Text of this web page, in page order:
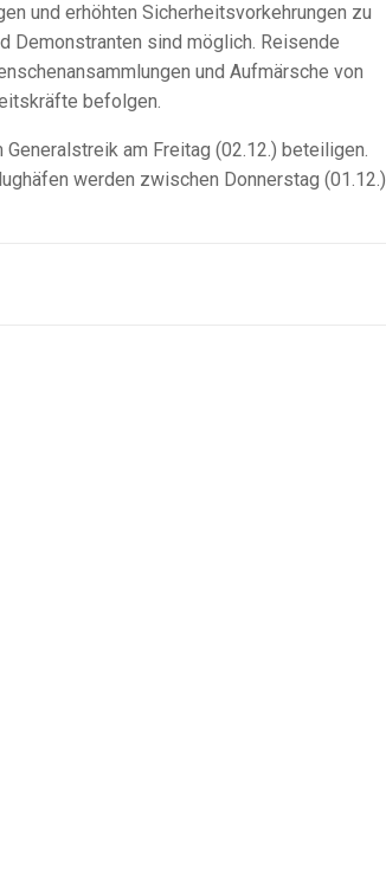
und erhöhten Sicherheitsvorkehrungen zu
Demonstranten sind möglich. Reisende
und Aufmärsche von
befolgen.
am Freitag (02.12.) beteiligen.
werden zwischen Donnerstag (01.12.)